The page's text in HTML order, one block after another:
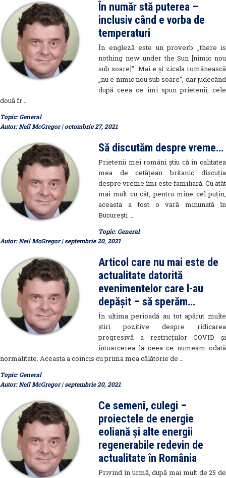
În număr stă puterea –
inclusiv când e vorba de
temperaturi
În engleză este un proverb „there is
nothing new under the Sun [nimic nou
sub soare]”. Mai e și zicala românească
„nu e nimic nou sub soare”, dar judecând
după ceea ce îmi spun prietenii, cele
două fr …
Topic:General
Autor:Neil McGregor| octombrie 27, 2021
Să discutăm despre vreme…
Prietenii mei români știu că în calitatea
mea de cetățean britanic discuția
despre vreme îmi este familiară. Cu atât
mai mult cu cât, pentru mine cel puțin,
aceasta a fost o vară minunată în
București …
Topic:General
Autor:Neil McGregor| septembrie 20, 2021
Articol care nu mai este de
actualitate datorită
evenimentelor care l-au
depășit – să sperăm…
În ultima perioadă au tot apărut multe
știri pozitive despre ridicarea
progresivă a restricțiilor COVID și
întoarcerea la ceea ce numeam odată
normalitate. Aceasta a coincis cu prima mea călătorie de …
Topic:General
Autor:Neil McGregor| septembrie 20, 2021
Ce semeni, culegi –
proiectele de energie
eoliană și alte energii
regenerabile redevin de
actualitate în România
Privind în urmă, după mai mult de 25 de